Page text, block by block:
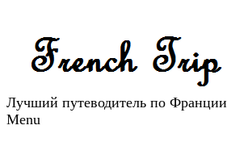
Лучший путеводитель по Франции
Menu